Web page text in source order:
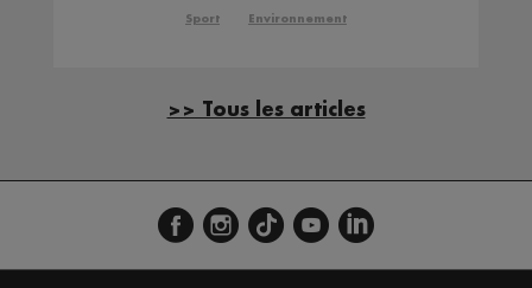
Sport Environnement
>> Tous les articles